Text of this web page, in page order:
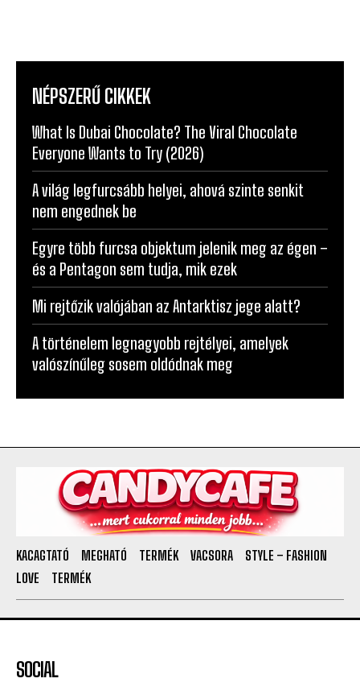
What Is Dubai Chocolate? The Viral Chocolate
Everyone Wants to Try (2026)
A világ legfurcsább helyei, ahová szinte senkit
nem engednek be
Egyre több furcsa objektum jelenik meg az égen –
és a Pentagon sem tudja, mik ezek
Mi rejtőzik valójában az Antarktisz jege alatt?
A történelem legnagyobb rejtélyei, amelyek
KACAGTATÓ MEGHATÓ
LOVE
TERMÉK